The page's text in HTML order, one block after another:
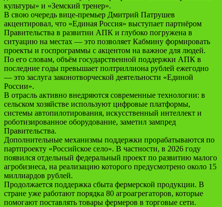
культуры» и «Земский тренер».
В свою очередь вице-премьер Дмитрий Патрушев
акцентировал, что «Единая Россия» выступает партнёром
Правительства в развитии АПК и глубоко погружена в
ситуацию на местах — это позволяет Кабмину формировать
проекты и госпрограммы с акцентом на важное для людей.
По его словам, объём государственной поддержки АПК в
последние годы превышает полтриллиона рублей ежегодно
— это заслуга законотворческой деятельности «Единой
России».
В отрасль активно внедряются современные технологии: в
сельском хозяйстве используют цифровые платформы,
системы автопилотирования, искусственный интеллект и
роботизированное оборудование, заметил зампред
Правительства.
Дополнительные механизмы поддержки прорабатываются по
партпроекту «Российское село». В частности, в 2026 году
появился отдельный федеральный проект по развитию малого
агробизнеса, на реализацию которого предусмотрено около 15
миллиардов рублей.
Продолжается поддержка сбыта фермерской продукции. В
стране уже работают порядка 80 агроагрегаторов, которые
помогают поставлять товары фермеров в торговые сети.